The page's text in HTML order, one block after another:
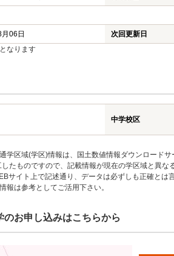
06日
次回更新日
なります
中学校区
学区域(学区)情報は、国土数値情報ダウンロード
たものですので、記載情報が現在の学区域と異な
サイト上で記述通り、データは必ずしも正確と
報は参考としてご活用下さい。
お申し込みはこちらから